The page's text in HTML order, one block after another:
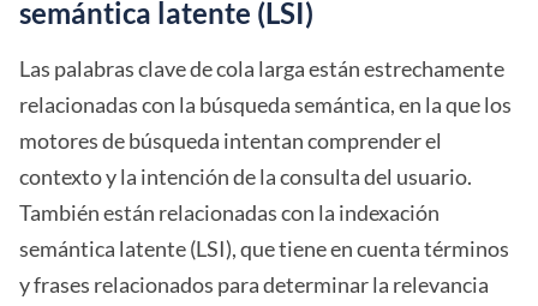
semántica latente (LSI)
Las palabras clave de cola larga están estrechamente
relacionadas con la búsqueda semántica, en la que los
motores de búsqueda intentan comprender el
contexto y la intención de la consulta del usuario.
También están relacionadas con la indexación
semántica latente (LSI), que tiene en cuenta términos
y frases relacionados para determinar la relevancia